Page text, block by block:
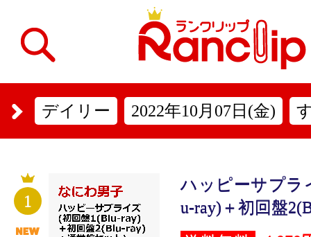
デイリー 2022年10月07日(金)
1
ハッピーサプラ
u-ray)＋初回盤